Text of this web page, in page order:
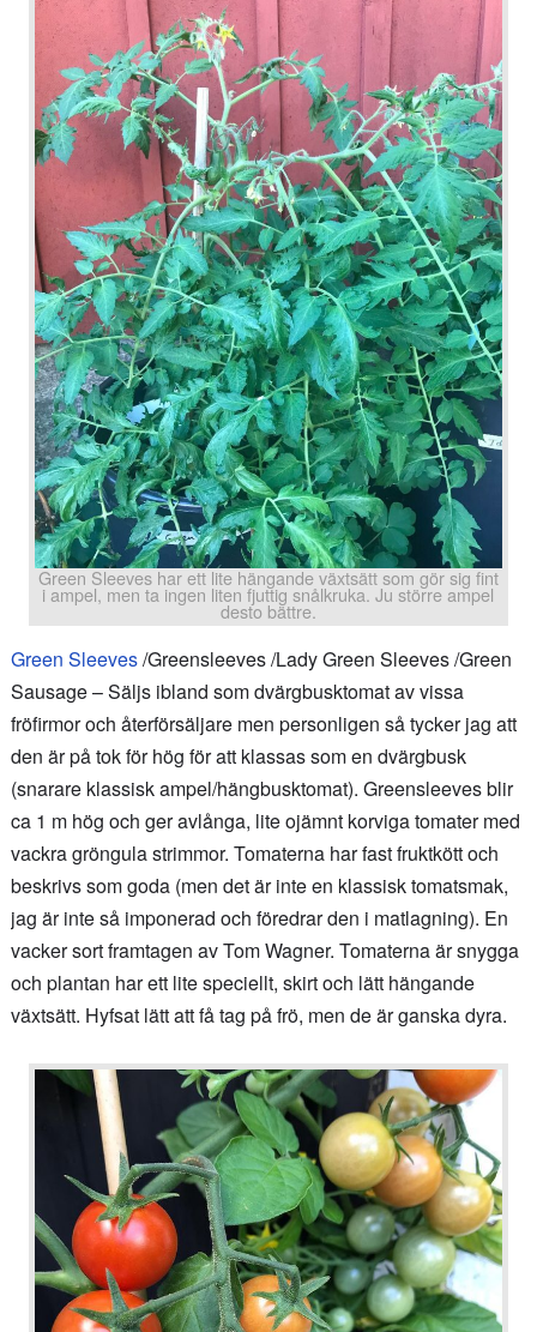
Green Sleeves har ett lite hängande växtsätt som gör sig fint
i ampel, men ta ingen liten fjuttig snålkruka. Ju större ampel
desto bättre.
Green Sleeves/Greensleeves /Lady Green Sleeves /Green
Sausage – Säljs ibland som dvärgbusktomat av vissa
fröfirmor och återförsäljare men personligen så tycker jag att
den är på tok för hög för att klassas som en dvärgbusk
(snarare klassisk ampel/hängbusktomat). Greensleeves blir
ca 1 m hög och ger avlånga, lite ojämnt korviga tomater med
vackra gröngula strimmor. Tomaterna har fast fruktkött och
beskrivs som goda (men det är inte en klassisk tomatsmak,
jag är inte så imponerad och föredrar den i matlagning). En
vacker sort framtagen av Tom Wagner. Tomaterna är snygga
och plantan har ett lite speciellt, skirt och lätt hängande
växtsätt. Hyfsat lätt att få tag på frö, men de är ganska dyra.